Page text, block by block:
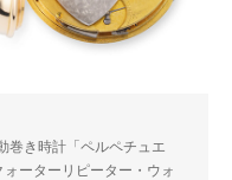
巻き時計「ペルペチュエ
ーターリピーター・ウォ